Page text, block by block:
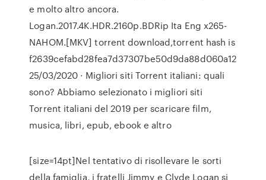
e molto altro ancora.
Logan.2017.4K.HDR.2160p.BDRip Ita Eng x265-
NAHOM.[MKV] torrent download,torrent hash is
f2639cefabd28fea7d37307be50d9da88d060a12
25/03/2020 · Migliori siti Torrent italiani: quali
sono? Abbiamo selezionato i migliori siti
Torrent italiani del 2019 per scaricare film,
musica, libri, epub, ebook e altro
[size=14pt]Nel tentativo di risollevare le sorti
della famiglia, i fratelli Jimmy e Clyde Logan si